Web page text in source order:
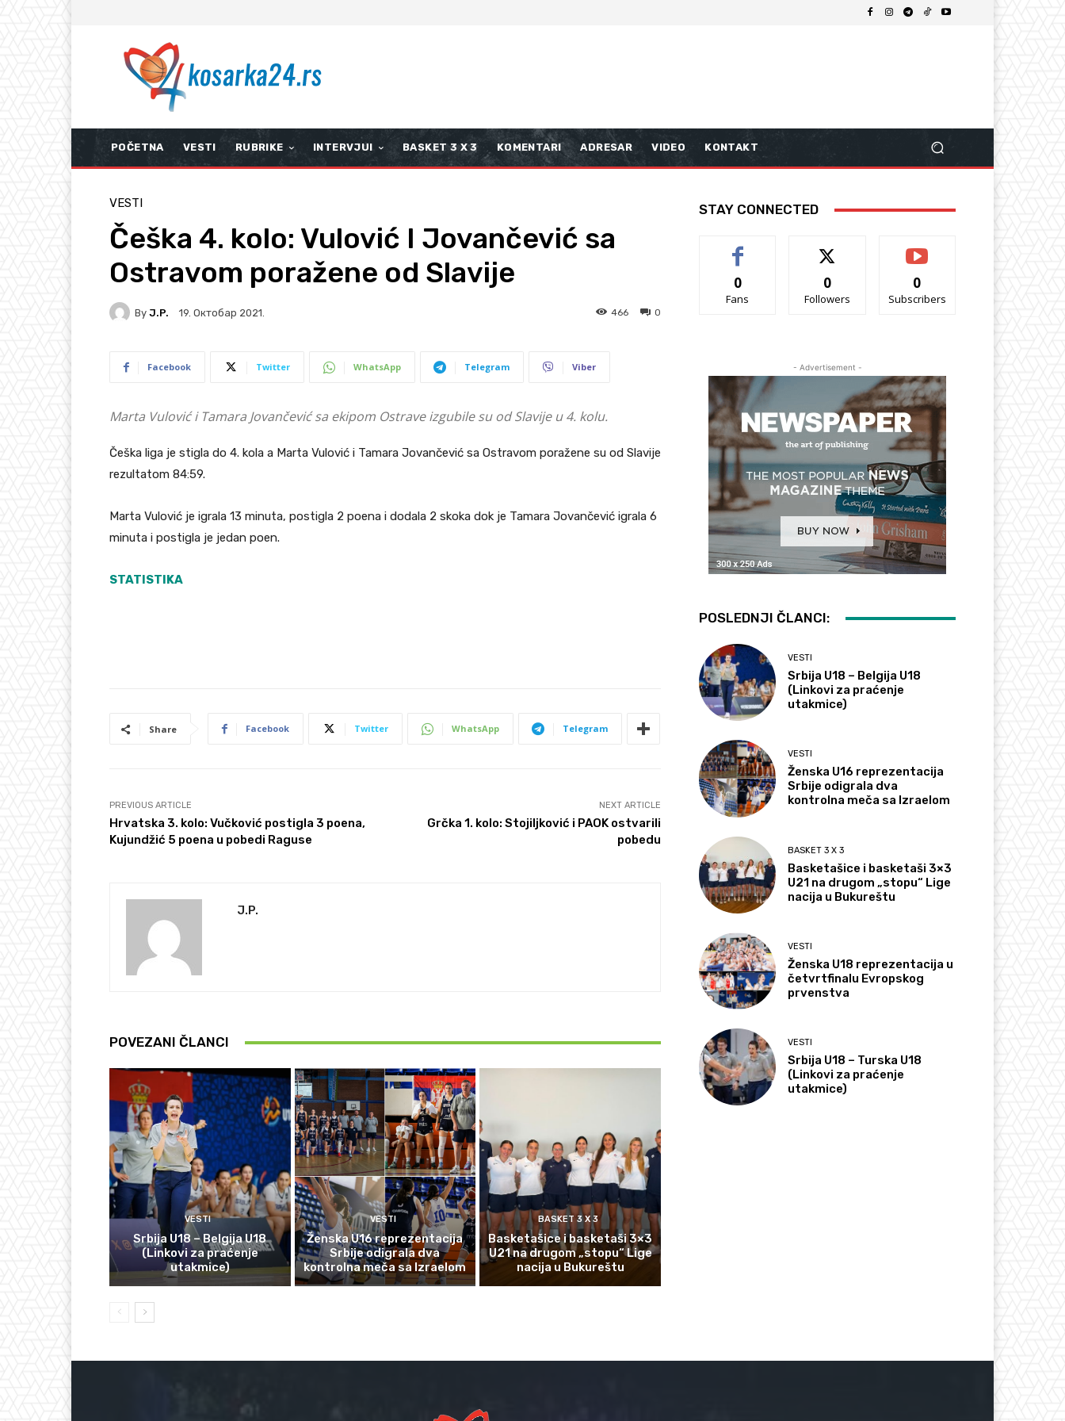
POČETNA VESTI RUBRIKE INTERVJUI BASKET 3 X 3 KOMENTARI ADRESAR VIDEO KONTAKT
VESTI
Češka 4. kolo: Vulović I Jovančević sa
Ostravom poražene od Slavije
By J.P. 19. Октобар 2021. 0
466
Facebook Twitter WhatsApp Telegram Viber
Marta Vulović i Tamara Jovančević sa ekipom Ostrave izgubile su od Slavije u 4. kolu.
Češka liga je stigla do 4. kola a Marta Vulović i Tamara Jovančević sa Ostravom poražene su od Slavije
rezultatom 84:59.
Marta Vulović je igrala 13 minuta, postigla 2 poena i dodala 2 skoka dok je Tamara Jovančević igrala 6
minuta i postigla je jedan poen.
STATISTIKA
Share Facebook Twitter WhatsApp Telegram
PREVIOUS ARTICLE
Hrvatska 3. kolo: Vučković postigla 3 poena,
Kujundžić 5 poena u pobedi Raguse
NEXT ARTICLE
Grčka 1. kolo: Stojiljković i PAOK ostvarili
pobedu
J.P.
POVEZANI ČLANCI
VESTI
Srbija U18 – Belgija U18
(Linkovi za praćenje
utakmice)
VESTI
Ženska U16 reprezentacija
Srbije odigrala dva
kontrolna meča sa Izraelom
BASKET 3 X 3
Basketašice i basketaši 3×3
U21 na drugom „stopu“ Lige
nacija u Bukureštu
STAY CONNECTED
0
Fans
0
Followers
0
Subscribers
- Advertisement -
POSLEDNJI ČLANCI:
VESTI
Srbija U18 – Belgija U18
(Linkovi za praćenje
utakmice)
VESTI
Ženska U16 reprezentacija
Srbije odigrala dva
kontrolna meča sa Izraelom
BASKET 3 X 3
Basketašice i basketaši 3×3
U21 na drugom „stopu“ Lige
nacija u Bukureštu
VESTI
Ženska U18 reprezentacija u
četvrtfinalu Evropskog
prvenstva
VESTI
Srbija U18 – Turska U18
(Linkovi za praćenje
utakmice)